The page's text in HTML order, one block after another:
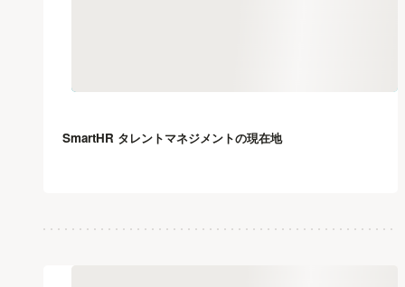
SmartHR タレントマネジメントの現在地